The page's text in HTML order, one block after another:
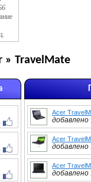
» TravelMate
Acer
добавлено
Acer
добавлено
Acer
добавлено